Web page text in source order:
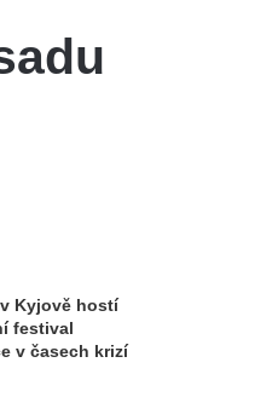
Kyjově hostí
festival
v časech krizí